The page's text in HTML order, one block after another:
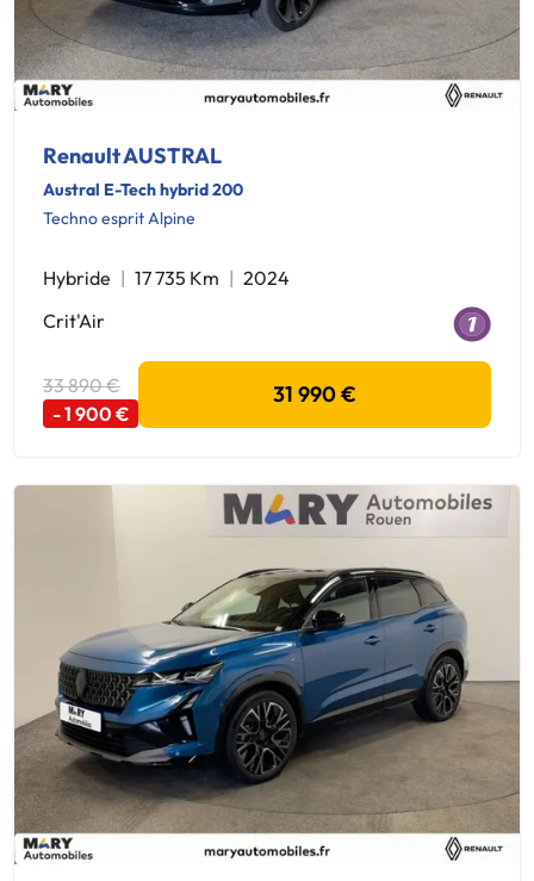
Renault AUSTRAL
Austral E-Tech hybrid 200
Techno esprit Alpine
Hybride 17 735 Km
2024
Crit'Air
33 890 €
- 1 900 €
31 990 €